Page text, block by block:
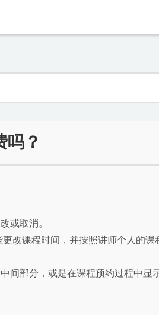
吗？
或取消。
改课程时间，并按照讲师个人的课
间部分，或是在课程预约过程中显